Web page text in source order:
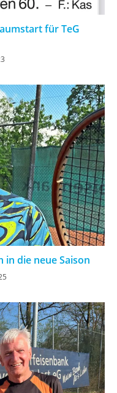
für TeG
in die neue Saison